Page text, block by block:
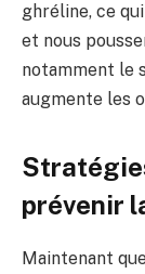
ghréline, ce
et nous
notamment le
augmente les
prévenir
Maintenant